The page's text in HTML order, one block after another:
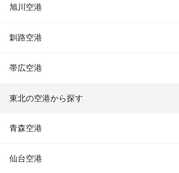
旭川空港
釧路空港
帯広空港
東北の空港から探す
青森空港
仙台空港